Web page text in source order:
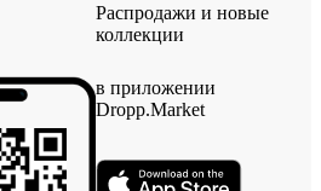
Распродажи и новые
коллекции
в приложении
Dropp.Market